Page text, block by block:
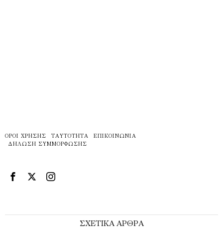
ΌΡΟΙ ΧΡΉΣΗΣ ΤΑΥΤΌΤΗΤΑ
ΕΠΙΚΟΙΝΩΝΊΑ
ΔΉΛΩΣΗ ΣΥΜΜΌΡΦΩΣΗΣ
ΣΧΕΤΙΚΑ ΑΡΘΡΑ